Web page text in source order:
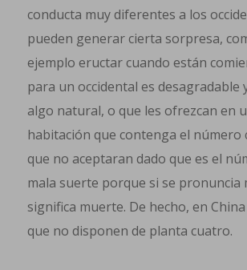
conducta muy diferentes a los
pueden generar cierta sorpresa,
ejemplo eructar cuando están
para un occidental es desagradable
algo natural, o que les ofrezcan en
habitación que contenga el número
que no aceptaran dado que es el
mala suerte porque si se pronuncia
significa muerte. De hecho, en
que no disponen de planta cuatro.